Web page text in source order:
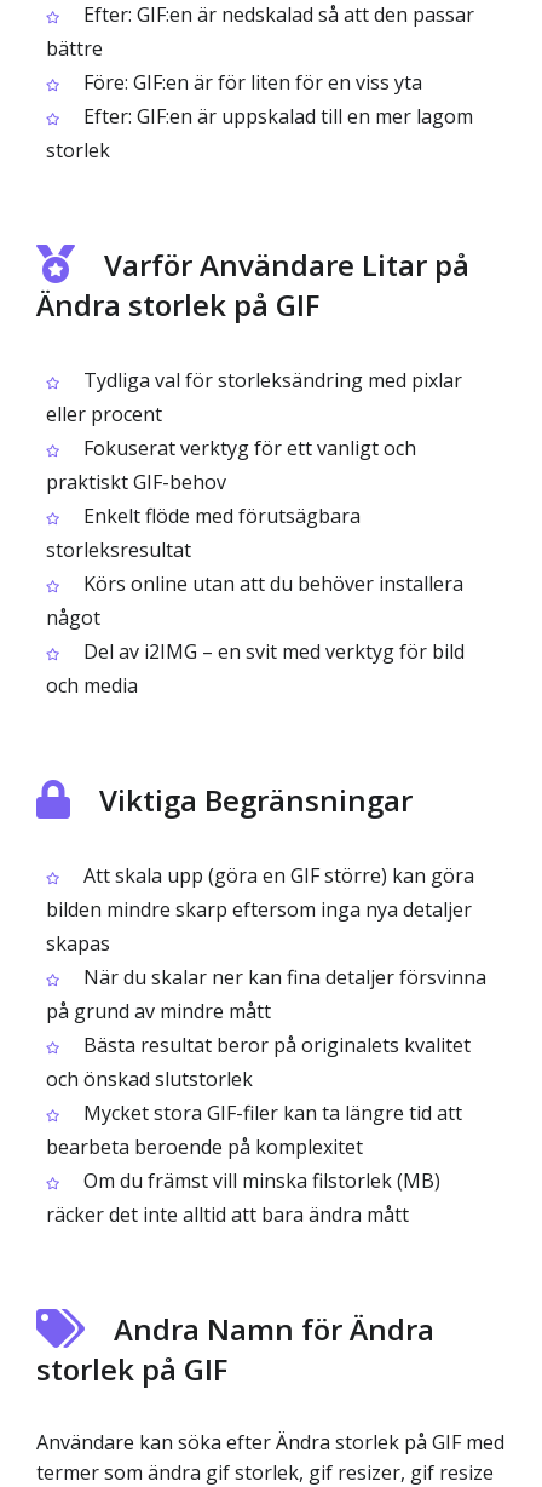
Efter: GIF:en är nedskalad så att den passar
bättre
Före: GIF:en är för liten för en viss yta
Efter: GIF:en är uppskalad till en mer lagom
storlek
Varför Användare Litar på
Ändra storlek på GIF
Tydliga val för storleksändring med pixlar
eller procent
Fokuserat verktyg för ett vanligt och
praktiskt GIF-behov
Enkelt flöde med förutsägbara
storleksresultat
Körs online utan att du behöver installera
något
Del av i2IMG – en svit med verktyg för bild
och media
Viktiga Begränsningar
Att skala upp (göra en GIF större) kan göra
bilden mindre skarp eftersom inga nya detaljer
skapas
När du skalar ner kan fina detaljer försvinna
på grund av mindre mått
Bästa resultat beror på originalets kvalitet
och önskad slutstorlek
Mycket stora GIF-filer kan ta längre tid att
bearbeta beroende på komplexitet
Om du främst vill minska filstorlek (MB)
räcker det inte alltid att bara ändra mått
Andra Namn för Ändra
storlek på GIF
Användare kan söka efter Ändra storlek på GIF med
termer som ändra gif storlek, gif resizer, gif resize